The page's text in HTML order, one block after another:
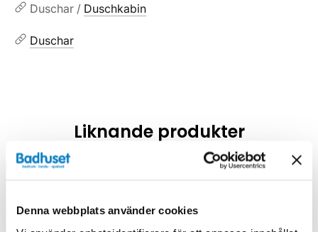
Denna webbplats använder cookies
Duschar / Duschkabin
Duschar
Liknande produkter